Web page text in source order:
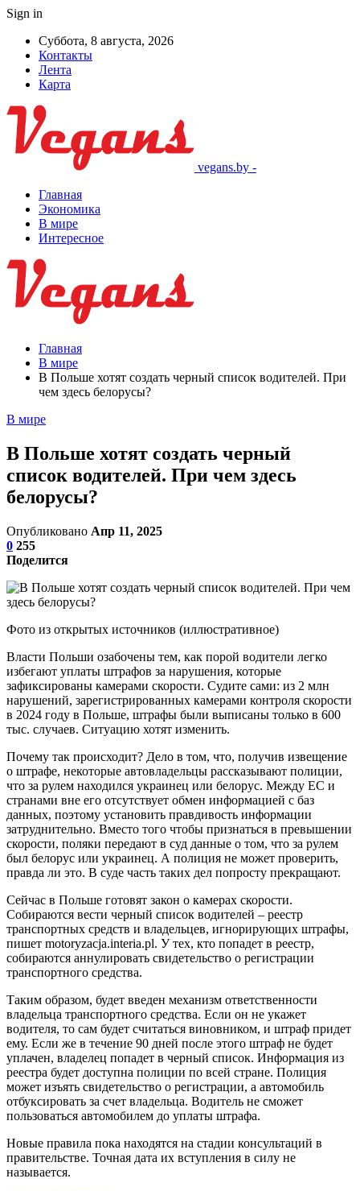
Sign in
Суббота, 8 августа, 2026
Контакты
Лента
Карта
vegans.by -
Главная
Экономика
В мире
Интересное
Главная
В мире
В Польше хотят создать черный список водителей. При
чем здесь белорусы?
В мире
В Польше хотят создать черный
список водителей. При чем здесь
белорусы?
Опубликовано Апр 11, 2025
0 255
Поделится
Фото из открытых источников (иллюстративное)
Власти Польши озабочены тем, как порой водители легко
избегают уплаты штрафов за нарушения, которые
зафиксированы камерами скорости. Судите сами: из 2 млн
нарушений, зарегистрированных камерами контроля скорости
в 2024 году в Польше, штрафы были выписаны только в 600
тыс. случаев. Ситуацию хотят изменить.
Почему так происходит? Дело в том, что, получив извещение
о штрафе, некоторые автовладельцы рассказывают полиции,
что за рулем находился украинец или белорус. Между ЕС и
странами вне его отсутствует обмен информацией с баз
данных, поэтому установить правдивость информации
затруднительно. Вместо того чтобы признаться в превышении
скорости, поляки передают в суд данные о том, что за рулем
был белорус или украинец. А полиция не может проверить,
правда ли это. В суде часть таких дел попросту прекращают.
Сейчас в Польше готовят закон о камерах скорости.
Собираются вести черный список водителей – реестр
транспортных средств и владельцев, игнорирующих штрафы,
пишет motoryzacja.interia.pl. У тех, кто попадет в реестр,
собираются аннулировать свидетельство о регистрации
транспортного средства.
Таким образом, будет введен механизм ответственности
владельца транспортного средства. Если он не укажет
водителя, то сам будет считаться виновником, и штраф придет
ему. Если же в течение 90 дней после этого штраф не будет
уплачен, владелец попадет в черный список. Информация из
реестра будет доступна полиции по всей стране. Полиция
может изъять свидетельство о регистрации, а автомобиль
отбуксировать за счет владельца. Водитель не сможет
пользоваться автомобилем до уплаты штрафа.
Новые правила пока находятся на стадии консультаций в
правительстве. Точная дата их вступления в силу не
называется.